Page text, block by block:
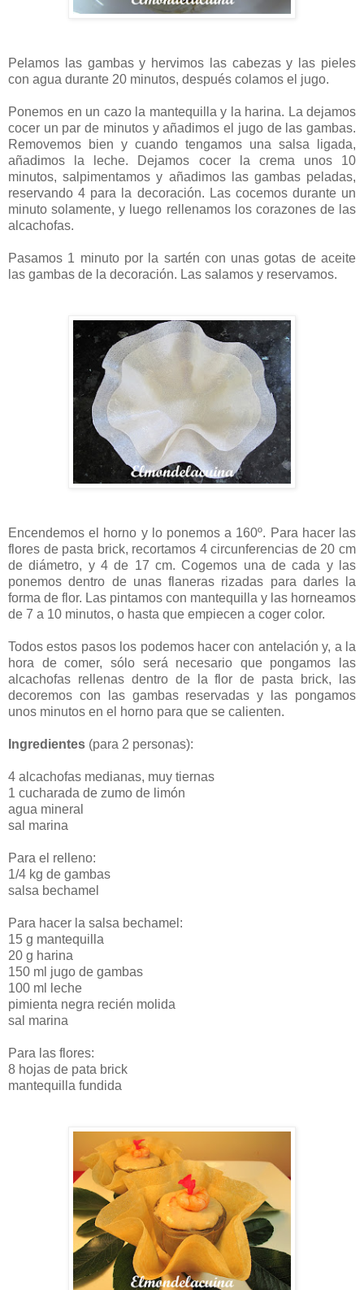
Pelamos las gambas y hervimos las cabezas y las pieles
con agua durante 20 minutos, después colamos el jugo.
Ponemos en un cazo la mantequilla y la harina. La dejamos
cocer un par de minutos y añadimos el jugo de las gambas.
Removemos bien y cuando tengamos una salsa ligada,
añadimos la leche. Dejamos cocer la crema unos 10
minutos, salpimentamos y añadimos las gambas peladas,
reservando 4 para la decoración. Las cocemos durante un
minuto solamente, y luego rellenamos los corazones de las
alcachofas.
Pasamos 1 minuto por la sartén con unas gotas de aceite
las gambas de la decoración. Las salamos y reservamos.
Encendemos el horno y lo ponemos a 160º. Para hacer las
flores de pasta brick, recortamos 4 circunferencias de 20 cm
de diámetro, y 4 de 17 cm. Cogemos una de cada y las
ponemos dentro de unas flaneras rizadas para darles la
forma de flor. Las pintamos con mantequilla y las horneamos
de 7 a 10 minutos, o hasta que empiecen a coger color.
Todos estos pasos los podemos hacer con antelación y, a la
hora de comer, sólo será necesario que pongamos las
alcachofas rellenas dentro de la flor de pasta brick, las
decoremos con las gambas reservadas y las pongamos
unos minutos en el horno para que se calienten.
Ingredientes (para 2 personas):
4 alcachofas medianas, muy tiernas
1 cucharada de zumo de limón
agua mineral
sal marina
Para el relleno:
1/4 kg de gambas
salsa bechamel
Para hacer la salsa bechamel:
15 g mantequilla
20 g harina
150 ml jugo de gambas
100 ml leche
pimienta negra recién molida
sal marina
Para las flores:
8 hojas de pata brick
mantequilla fundida